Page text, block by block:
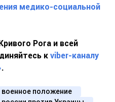
медико-социальной
Рога и всей
к viber-каналу
.
военное положение